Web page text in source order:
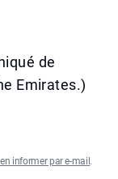
de
Emirates.)
informer par e-mail .